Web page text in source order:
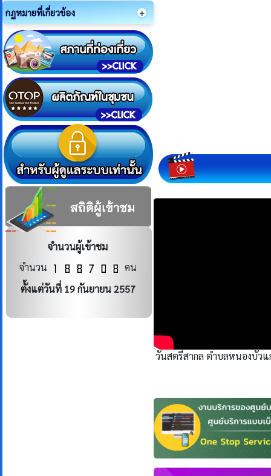
กฏหมายที่เกี่ยวข้อง
จำนวนผู้เข้าชม
จำนวน
คน
ตั้งแต่วันที่ 19 กันยายน 2557
วันสตรีสากล​ ตำบลหนองบัวแ